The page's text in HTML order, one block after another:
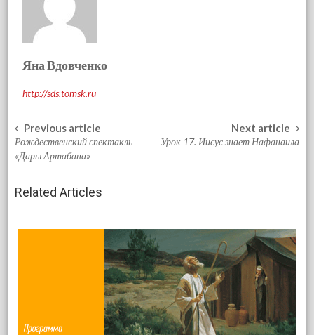
Яна Вдовченко
http://sds.tomsk.ru
Post navigation
Previous article
Рождественский спектакль
«Дары Артабана»
Next article
Урок 17. Иисус знает Нафанаила
Related Articles